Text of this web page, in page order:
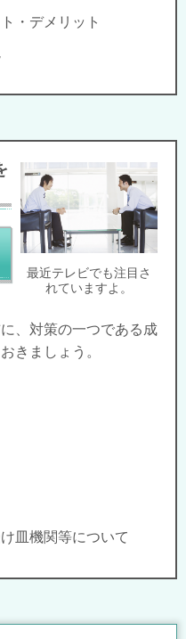
・デメリット
最近テレビでも注目さ
れていますよ。
、対策の一つである成
きましょう。
皿機関等について